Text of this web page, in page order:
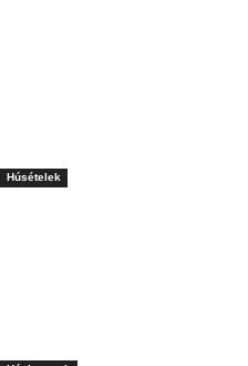
Húsételek